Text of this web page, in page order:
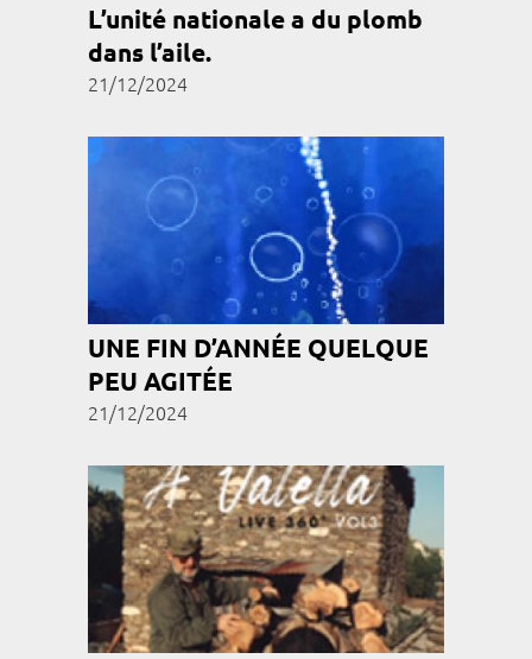
L’unité nationale a du plomb
dans l’aile.
21/12/2024
UNE FIN D’ANNÉE QUELQUE
PEU AGITÉE
21/12/2024